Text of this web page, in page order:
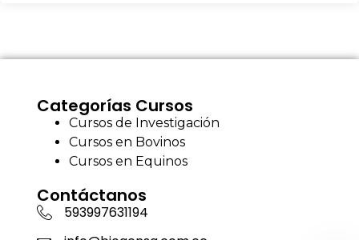
Categorías Cursos
Cursos de Investigación
Cursos en Bovinos
Cursos en Equinos
Contáctanos
593997631194